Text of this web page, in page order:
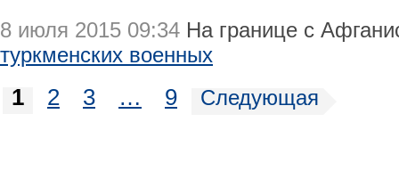
8 июля 2015 09:34 На границе с
туркменских военных
1 2 3 … 9 Следующая